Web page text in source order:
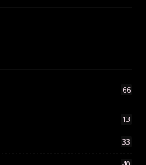
66
13
33